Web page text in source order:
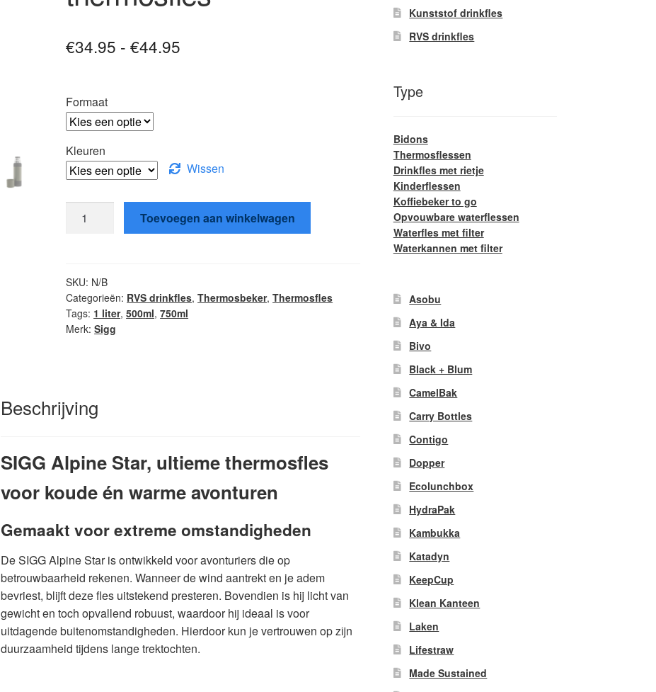
€34.95 - €44.95
Formaat
Kleuren
Wissen
Alpine
aantal
Toevoegen aan winkelwagen
SKU: N/B
Categorieën: RVS drinkfles,Thermosbeker,Thermosfles
Tags: 1 liter,500ml,750ml
Merk:Sigg
Beschrijving
SIGG Alpine Star, ultieme thermosfles
voor koude én warme avonturen
Gemaakt voor extreme omstandigheden
De SIGG Alpine Star is ontwikkeld voor avonturiers die op
betrouwbaarheid rekenen. Wanneer de wind aantrekt en je adem
bevriest, blijft deze fles uitstekend presteren. Bovendien is hij licht van
gewicht en toch opvallend robuust, waardoor hij ideaal is voor
uitdagende buitenomstandigheden. Hierdoor kun je vertrouwen op zijn
duurzaamheid tijdens lange trektochten.
Kunststof drinkfles
RVS drinkfles
Type
Bidons
Thermosflessen
Drinkfles met rietje
Kinderflessen
Koffiebeker to go
Opvouwbare waterflessen
Waterfles met filter
Waterkannen met filter
Asobu
Aya & Ida
Bivo
Black + Blum
CamelBak
Carry Bottles
Contigo
Dopper
Ecolunchbox
HydraPak
Kambukka
Katadyn
KeepCup
Klean Kanteen
Laken
Lifestraw
Made Sustained